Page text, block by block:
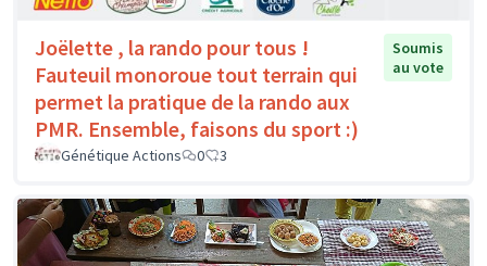
Joëlette , la rando pour tous !
Fauteuil monoroue tout terrain qui
permet la pratique de la rando aux
PMR. Ensemble, faisons du sport :)
Soumis
au vote
Génétique Actions 0 3